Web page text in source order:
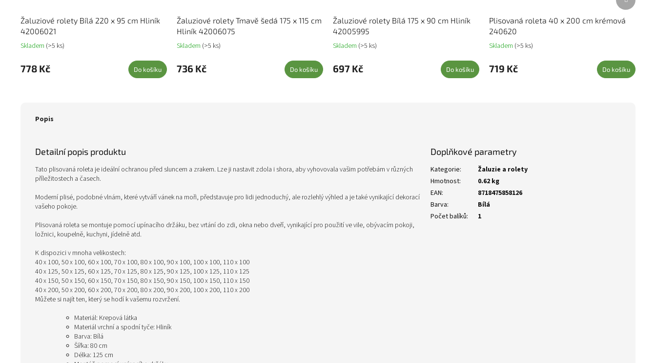
Žaluziové rolety Bílá 220 x 95 cm Hliník
42006021
Skladem (>5 ks)
778 Kč Do košíku
Žaluziové rolety Tmavě šedá 175 x 115 cm
Hliník 42006075
Skladem (>5 ks)
736 Kč Do košíku
Žaluziové rolety Bílá 175 x 90 cm Hliník
42005995
Skladem (>5 ks)
697 Kč Do košíku
Plisovaná roleta 40 x 200 cm krémová
240620
Skladem (>5 ks)
719 Kč Do košíku
Popis
Detailní popis produktu
Tato plisovaná roleta je ideální ochranou před sluncem a zrakem. Lze ji nastavit zdola i shora, aby vyhovovala vašim potřebám v různých
příležitostech a časech.
Moderní plisé, podobné vlnám, které vytváří vánek na moři, představuje pro lidi jednoduchý, ale rozlehlý výhled a je také vynikající dekorací
vašeho pokoje.
Plisovaná roleta se montuje pomocí upínacího držáku, bez vrtání do zdi, okna nebo dveří, vynikající pro použití ve vile, obývacím pokoji,
ložnici, koupelně, kuchyni, jídelně atd.
K dispozici v mnoha velikostech:
40 x 100, 50 x 100, 60 x 100, 70 x 100, 80 x 100, 90 x 100, 100 x 100, 110 x 100
40 x 125, 50 x 125, 60 x 125, 70 x 125, 80 x 125, 90 x 125, 100 x 125, 110 x 125
40 x 150, 50 x 150, 60 x 150, 70 x 150, 80 x 150, 90 x 150, 100 x 150, 110 x 150
40 x 200, 50 x 200, 60 x 200, 70 x 200, 80 x 200, 90 x 200, 100 x 200, 110 x 200
Můžete si najít ten, který se hodí k vašemu rozvržení.
Materiál: Krepová látka
Materiál vrchní a spodní tyče: Hliník
Barva: Bílá
Šířka: 80 cm
Délka: 125 cm
Doplňkové parametry
Kategorie:
Žaluzie a rolety
Hmotnost:
0.62 kg
EAN:
8718475858126
Barva:
Bílá
Počet balíků: 1